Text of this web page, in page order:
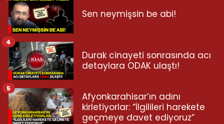
Sen neymişsin be abi!
Durak cinayeti sonrasında acı
detaylara ODAK ulaştı!
4
Afyonkarahisar’ın adını
kirletiyorlar: “İlgilileri harekete
geçmeye davet ediyoruz”
5